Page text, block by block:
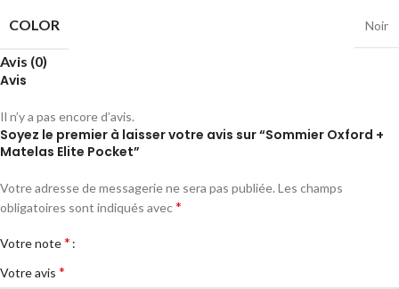
COLOR Noir
Avis (0)
Avis
Il n’y a pas encore d’avis.
Soyez le premier à laisser votre avis sur “Sommier Oxford +
Matelas Elite Pocket”
Votre adresse de messagerie ne sera pas publiée.Les champs
obligatoires sont indiqués avec*
Votre note*
Votre avis *